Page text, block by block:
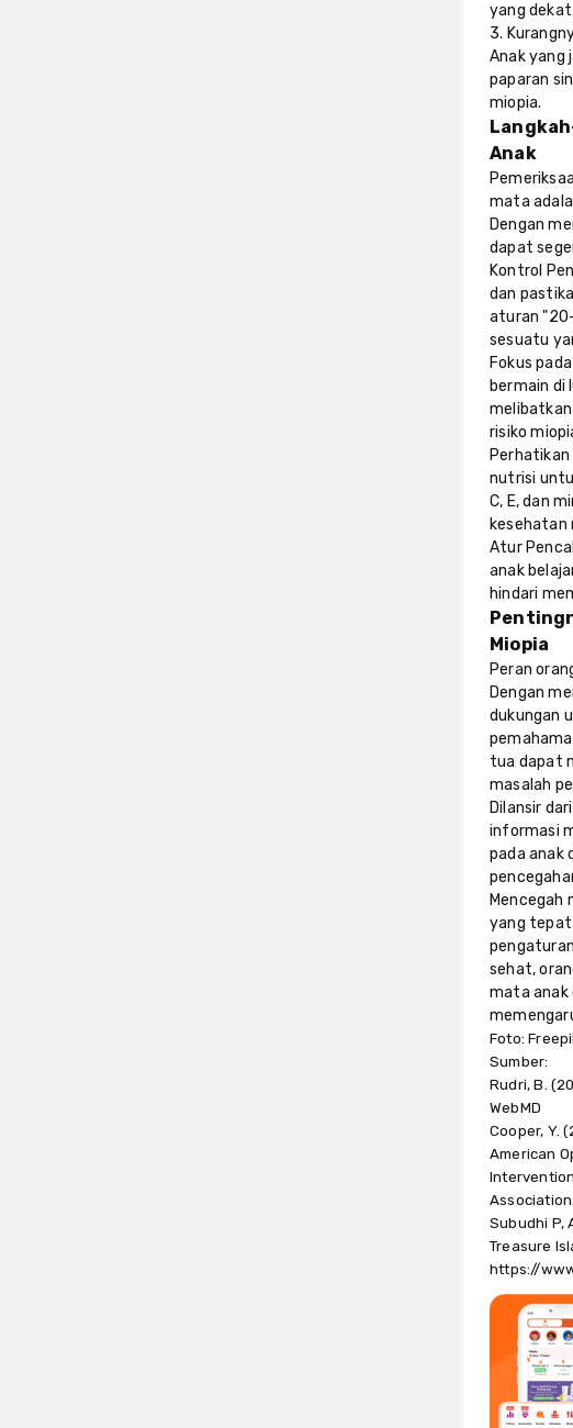
yang
3.
Anak yang
paparan
miopia.
Anak
mata
Dengan
dapat
Kontrol
dan
aturan
sesuatu
Fokus
bermain di
risiko
Perhatikan
nutrisi
C, E, dan
kesehatan
Atur
anak
hindari
Miopia
Peran
Dengan
dukungan
tua dapat
masalah
Dilansir dari
informasi
pada anak
Mencegah
yang tepat
sehat,
mata anak
Foto:
Sumber:
Rudri, B.
WebMD
Cooper, Y.
American
Association.
Subudhi P,
Treasure
https://